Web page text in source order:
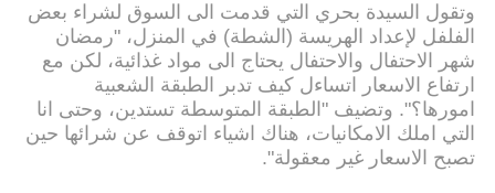
وتقول السيدة بحري التي قدمت الى السوق لشراء بعض
الفلفل لإعداد الهريسة (الشطة) في المنزل، "رمضان
شهر الاحتفال والاحتفال يحتاج الى مواد غذائية، لكن مع
ارتفاع الاسعار اتساءل كيف تدبر الطبقة الشعبية
امورها؟". وتضيف "الطبقة المتوسطة تستدين، وحتى انا
التي املك الامكانيات، هناك اشياء اتوقف عن شرائها حين
تصبح الاسعار غير معقولة".